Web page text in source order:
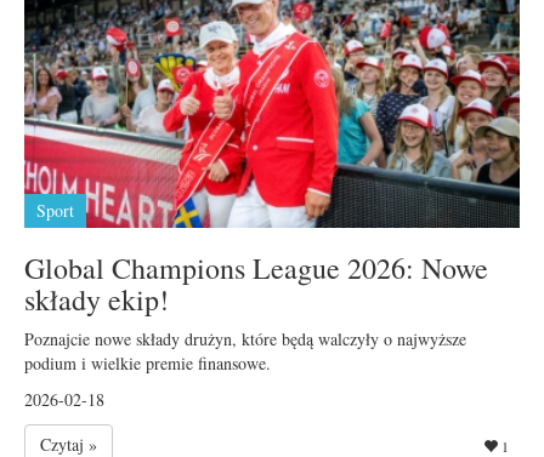
Sport
Global Champions League 2026: Nowe
składy ekip!
Poznajcie nowe składy drużyn, które będą walczyły o najwyższe
podium i wielkie premie finansowe.
2026-02-18
Czytaj »
1